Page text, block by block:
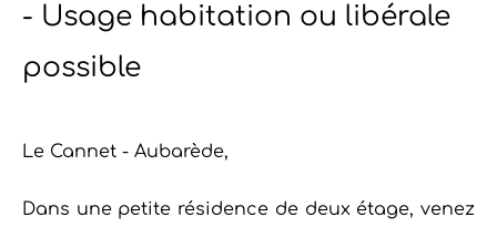
- Usage habitation ou libérale
possible
Le Cannet - Aubarède,
Dans une petite résidence de deux étage, venez